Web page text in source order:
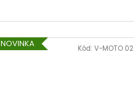
NOVINKA Kód: V-MOTO 02